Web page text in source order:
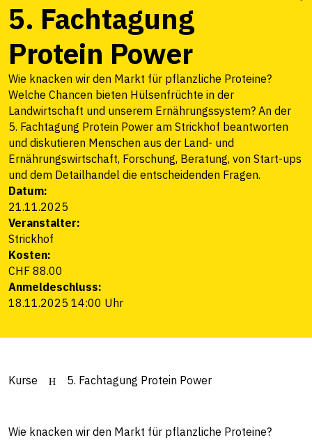
5. Fachtagung
Protein Power
Wie knacken wir den Markt für pflanzliche Proteine?
Welche Chancen bieten Hülsenfrüchte in der
Landwirtschaft und unserem Ernährungssystem? An der
5. Fachtagung Protein Power am Strickhof beantworten
und diskutieren Menschen aus der Land- und
Ernährungswirtschaft, Forschung, Beratung, von Start-ups
und dem Detailhandel die entscheidenden Fragen.
Datum:
21.11.2025
Veranstalter:
Strickhof
Kosten:
CHF 88.00
Anmeldeschluss:
18.11.2025 14:00 Uhr
Kurse 5. Fachtagung Protein Power
Wie knacken wir den Markt für pflanzliche Proteine?